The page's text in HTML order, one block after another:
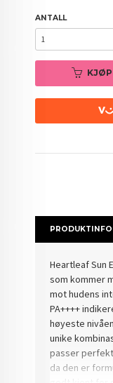
ANTALL
KJØP
PRODUKTINFO
Heartleaf Sun
som kommer
mot hudens
PA++++
høyeste
unike
passer
da den er